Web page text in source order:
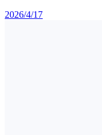
2026/4/17